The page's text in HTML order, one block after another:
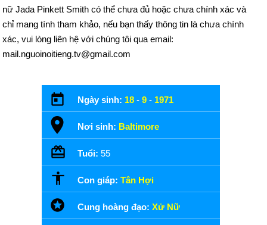
nữ Jada Pinkett Smith có thể chưa đủ hoặc chưa chính xác và
chỉ mang tính tham khảo, nếu bạn thấy thông tin là chưa chính
xác, vui lòng liên hệ với chúng tôi qua email:
mail.nguoinoitieng.tv@gmail.com
Ngày sinh: 18 - 9 - 1971
Nơi sinh: Baltimore
Tuổi: 55
Con giáp: Tân Hợi
Cung hoàng đạo: Xử Nữ